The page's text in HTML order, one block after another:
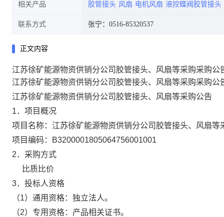
相关产品 胶管接头 风扇 电机风扇 液控蝶阀胶管接头
联系方式 张宁：0516-85320537
正文内容
江苏徐矿能源物资供销分公司胶管接头、风扇等采购采购公
江苏徐矿能源物资供销分公司胶管接头、风扇等采购采购公
江苏徐矿能源物资供销分公司胶管接头、风扇等采购公告
1．项目概况
项目名称：江苏徐矿能源物资供销分公司胶管接头、风扇等
项目编码：
B3200001805064756001001
2．采购方式
比质比价
3．投标人资格
（1）通用资格：独立法人。
（2）专用资格：产品相关证书。